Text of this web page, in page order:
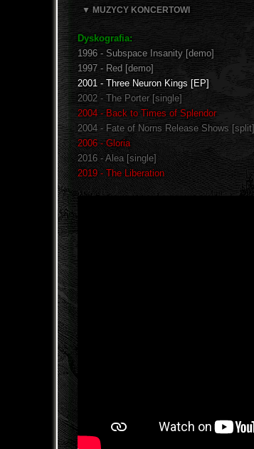
▼ MUZYCY KONCERTOWI
Dyskografia:
1996 - Subspace Insanity [demo]
1997 - Red [demo]
2001 - Three Neuron Kings [EP]
2002 - The Porter [single]
2004 - Back to Times of Splendor
2004 - Fate of Norns Release Shows [split]
2006 - Gloria
2016 - Alea [single]
2019 - The Liberation